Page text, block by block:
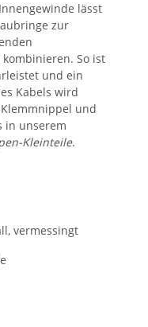
lässt
zur
So ist
und ein
Kabels wird
und
in unserem
Kleinteile.
vermessingt